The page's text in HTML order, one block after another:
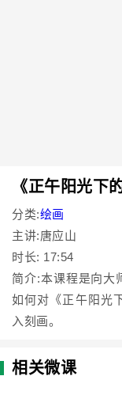
《正午阳光下
分类:绘画
主讲:唐应山
时长: 17:54
简介:本课程是向
如何对《正午阳光
入刻画。
相关微课